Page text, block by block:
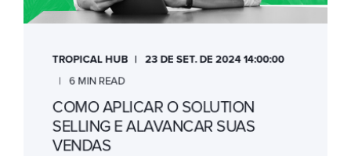
TROPICAL HUB 23 DE SET. DE 2024 14:00:00
6 MIN READ
COMO APLICAR O SOLUTION
SELLING E ALAVANCAR SUAS
VENDAS